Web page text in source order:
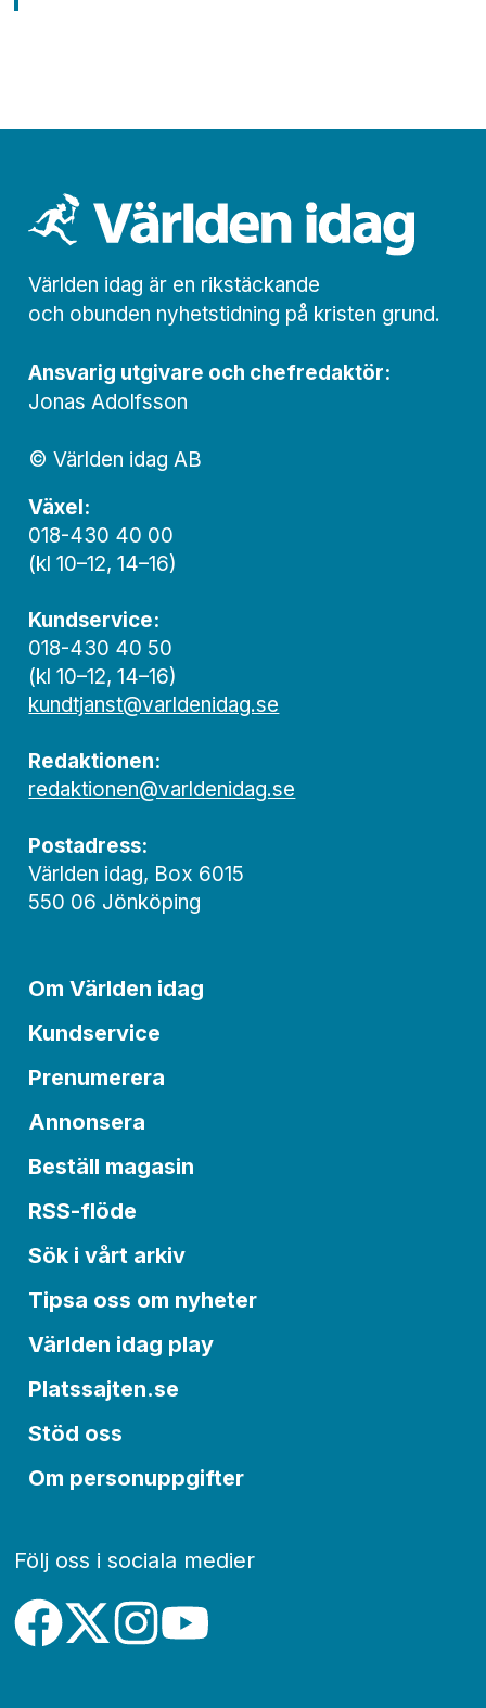
Världen idag är en rikstäckande
och obunden nyhets­­­tidning på kristen grund.
Ansvarig utgivare och chef­redaktör:
Jonas Adolfsson
© Världen idag AB
Växel:
018-430 40 00
(kl 10–12, 14–16)
Kundservice:
018-430 40 50
(kl 10–12, 14–16)
kundtjanst@varldenidag.se
Redaktionen:
redaktionen@varldenidag.se
Postadress:
Världen idag, Box 6015
550 06 Jönköping
Om Världen idag
Kundservice
Prenumerera
Annonsera
Beställ magasin
RSS-flöde
Sök i vårt arkiv
Tipsa oss om nyheter
Världen idag play
Platssajten.se
Stöd oss
Om personuppgifter
Följ oss i sociala medier